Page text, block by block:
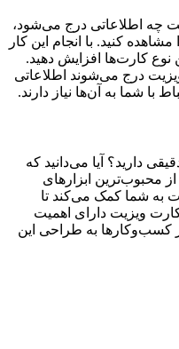
چه اطلاعاتی درج می‌شود،
کنید. با انجام این کار
نوع کارت‌ها افزایش دهید.
درج می‌شوند اطلاعاتی
با شما به آن‌ها نیاز دارند.
دارید؟ آیا می‌دانید که
محبوب‌ترین ابزارهای
به شما کمک می‌کند تا
ویزیت دارای اهمیت
کسب‌وکارها به طراحی این